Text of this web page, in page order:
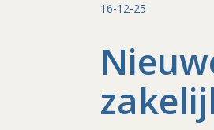
16-12-25